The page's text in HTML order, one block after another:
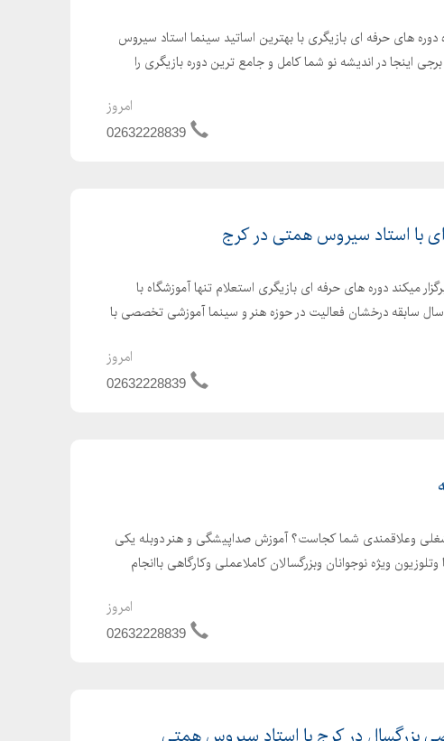
دوره های حرفه ای بازیگری با بهترین اساتید سینما استاد سیروس
اینجا در اندیشه نو شما کامل و جامع ترین دوره بازیگری را
امروز
02632228839
با استاد سیروس همتی در کرج
میکند دوره های حرفه ای بازیگری استعلام تنها آموزشگاه با
کرج را از ما بخواهید 21 سال سابقه درخشان فعالیت در حوزه هنر و سینما آموزشی تخصصی با
امروز
02632228839
شغلی وعلاقمندی شما کجاست؟ آموزش صداپیشگی و هنر دوبله یکی
ویژه نوجوانان وبزرگسالان کاملاعملی وکارگاهی باانجام
امروز
02632228839